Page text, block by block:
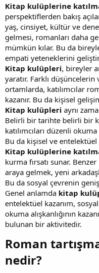
Kitap kulüplerine
perspektiflerden bakış
yaş, cinsiyet, kültür ve
gelmesi, romanları daha
mümkün kılar. Bu da
empati yeteneklerini
Kitap kulüpleri, bireyler
yaratır. Farklı düşüncelerin
ortamlarda, katılımcılar
kazanır. Bu da kişisel
Kitap kulüpleri aynı
Belirli bir tarihte belirli bir
katılımcıları düzenli
Bu da kişisel ve
Kitap kulüplerine
kurma fırsatı sunar.
araya gelmek, yeni
Bu da sosyal çevrenin
Genel anlamda kitap
entelektüel kazanım,
okuma alışkanlığının
bulunan bir aktivitedir.
Roman
nedir?​